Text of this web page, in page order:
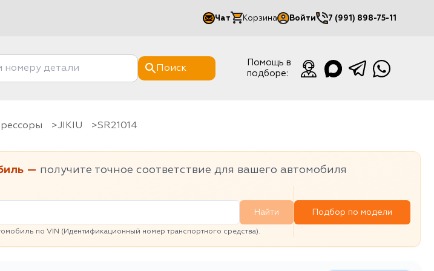
Чат Корзина Войти
Мой кабинет
7 (991) 898-75-11
Поиск
Помощь в
подборе:
рессоры JIKIU SR21014
— получите точное соответствие для вашего автомобиля
Найти
по VIN (Идентификационный номер транспортного средства).
Подбор по модели